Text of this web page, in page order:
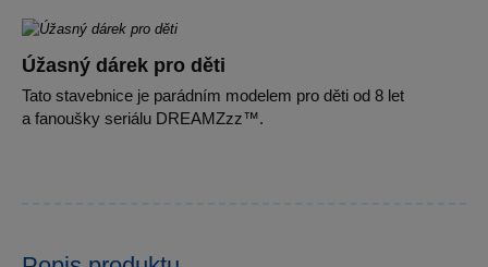
Úžasný dárek pro děti
Tato stavebnice je parádním modelem pro děti od 8 let
a fanoušky seriálu DREAMZzz™.